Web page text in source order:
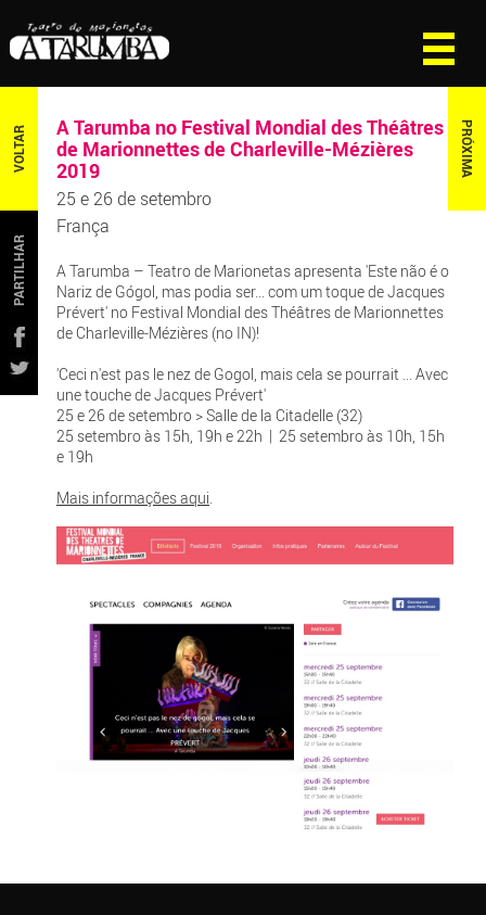
VOLTAR PRÓXIMA
PARTILHAR
A Tarumba no Festival Mondial des Théâtres
de Marionnettes de Charleville-Mézières
2019
25 e 26 de setembro
França
A Tarumba – Teatro de Marionetas apresenta 'Este não é o
Nariz de Gógol, mas podia ser... com um toque de Jacques
Prévert' no Festival Mondial des Théâtres de Marionnettes
de Charleville-Mézières (no IN)!
'Ceci n'est pas le nez de Gogol, mais cela se pourrait ... Avec
une touche de Jacques Prévert'
25 e 26 de setembro > Salle de la Citadelle (32)
25 setembro às 15h, 19h e 22h | 25 setembro às 10h, 15h
e 19h
Mais informações aqui